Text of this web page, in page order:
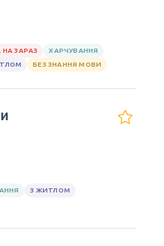
ЗАРАЗ
ХАРЧУВАННЯ
БЕЗ ЗНАННЯ МОВИ
З ЖИТЛОМ